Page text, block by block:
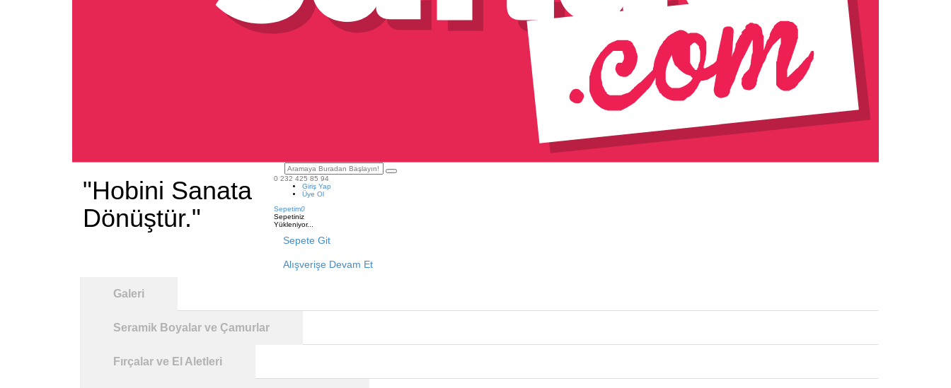
"Hobini Sanata
Dönüştür."
0 232 425 85 94
Giriş Yap
Üye Ol
Sepetim0
Sepetiniz
Yükleniyor...
Sepete Git
Alışverişe Devam Et
Galeri
Seramik Boyalar ve Çamurlar
Fırçalar ve El Aletleri